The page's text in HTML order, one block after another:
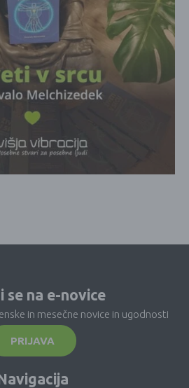
se na e-novice
in mesečne novice in ugodnosti
PRIJAVA